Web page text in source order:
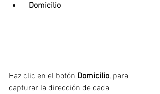
  Domicilio
Haz clic en el botón Domicilio, para
capturar la dirección de cada